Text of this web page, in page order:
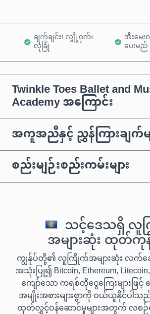
ချက်ချင်း၊ လျှို့ဝှက်၊
လုံခြုံ
အီးမေ
ပေးမည်
Twinkle Toes Ballet and
Academy အကြောင်း
အကူအညီနှင့် ညွှန်ကြားချက်မ
စည်းမျဉ်းစည်းကမ်းများ
သင့်ဒေသရှိ
အများဆုံး ထုတ်ကုန်
ကျွန်ုပ်တို့၏ လူကြိုက်အများဆုံး လက်ဆ
အသုံးပြု၍ Bitcoin, Ethereum,
ကျော်သော ကရစ်တိုငွေကြေးများဖြင့်
အမျိုးအစားများစွာကို ဝယ်ယူနိုင်ပါ
ထုတ်လွှင့်ဝန်ဆောင်မှုများအတွက် လစဉ်ကြ